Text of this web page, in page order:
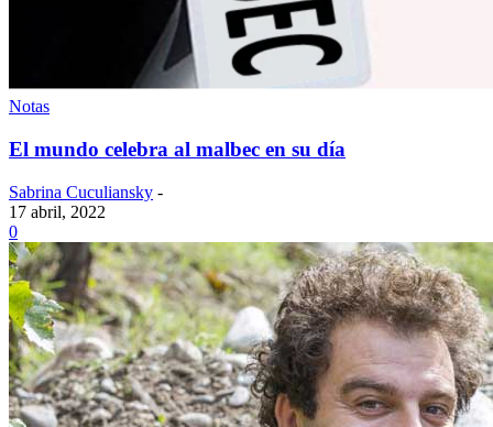
Notas
El mundo celebra al malbec en su día
Sabrina Cuculiansky -
17 abril, 2022
0